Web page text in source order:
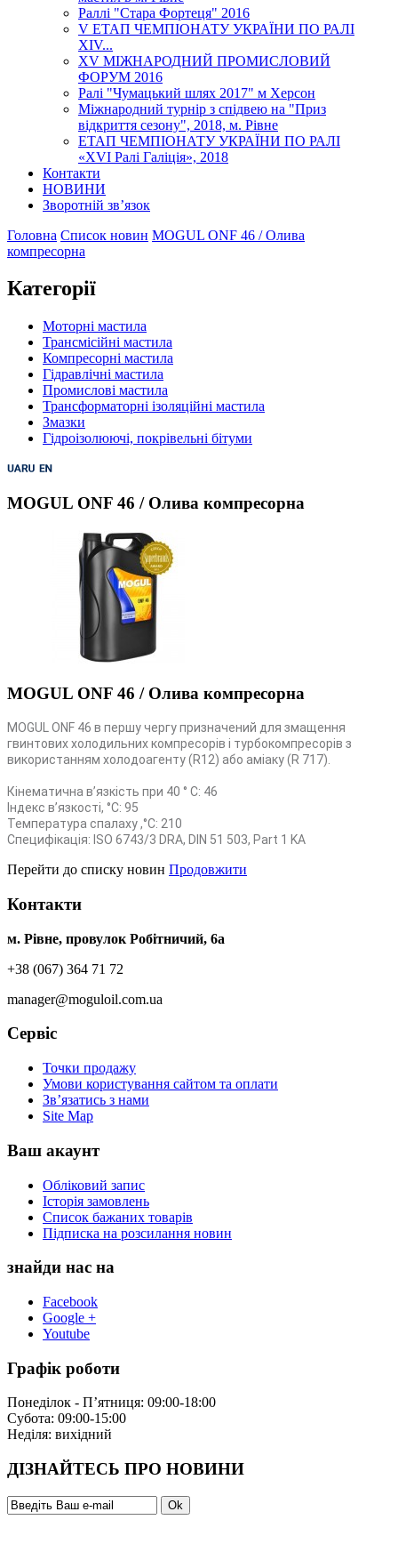
Раллі "Стара Фортеця" 2016
V ЕТАП ЧЕМПІОНАТУ УКРАЇНИ ПО РАЛІ
XІV...
XV МІЖНАРОДНИЙ ПРОМИСЛОВИЙ
ФОРУМ 2016
Ралі "Чумацький шлях 2017" м Херсон
Міжнародний турнір з спідвею на "Приз
відкриття сезону", 2018, м. Рівне
ЕТАП ЧЕМПІОНАТУ УКРАЇНИ ПО РАЛІ
«XVI Ралі Галіція», 2018
Контакти
НОВИНИ
Зворотній зв’язок
Головна Список новин MOGUL ONF 46 / Олива
компресорна
Категорії
Моторні мастила
Трансмісійні мастила
Компресорні мастила
Гідравлічні мастила
Промислові мастила
Трансформаторні ізоляційні мастила
Змазки
Гідроізолюючі, покрівельні бітуми
MOGUL ONF 46 / Олива компресорна
MOGUL ONF 46 / Олива компресорна
MOGUL ONF 46 в першу чергу призначений для змащення
гвинтових холодильних компресорів і турбокомпресорів з
використанням холодоагенту (R12) або аміаку (R 717).
Кінематична в’язкість при 40 ° С: 46
Індекс в’язкості, °C: 95
Температура спалаху ,°C: 210
Специфікація: ISO 6743/3 DRA, DIN 51 503, Part 1 KA
Перейти до списку новин Продовжити
Контакти
м. Рівне, провулок Робітничий, 6а
+38 (067) 364 71 72
manager@moguloil.com.ua
Сервіс
Точки продажу
Умови користування сайтом та оплати
Зв’язатись з нами
Site Map
Ваш акаунт
Обліковий запис
Історія замовлень
Список бажаних товарів
Підписка на розсилання новин
знайди нас на
Facebook
Google +
Youtube
Графік роботи
Понеділок - П’ятниця: 09:00-18:00
Субота: 09:00-15:00
Неділя: вихідний
ДІЗНАЙТЕСЬ ПРО НОВИНИ